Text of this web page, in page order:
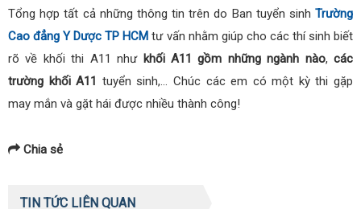
Tổng hợp tất cả những thông tin trên do Ban tuyển sinh Trường
Cao đẳng Y Dược TP HCM tư vấn nhằm giúp cho các thí sinh biết
rõ về khối thi A11 như khối A11 gồm những ngành nào,các
trường khối A11 tuyển sinh,… Chúc các em có một kỳ thi gặp
may mắn và gặt hái được nhiều thành công!
Chia sẻ
TIN TỨC LIÊN QUAN